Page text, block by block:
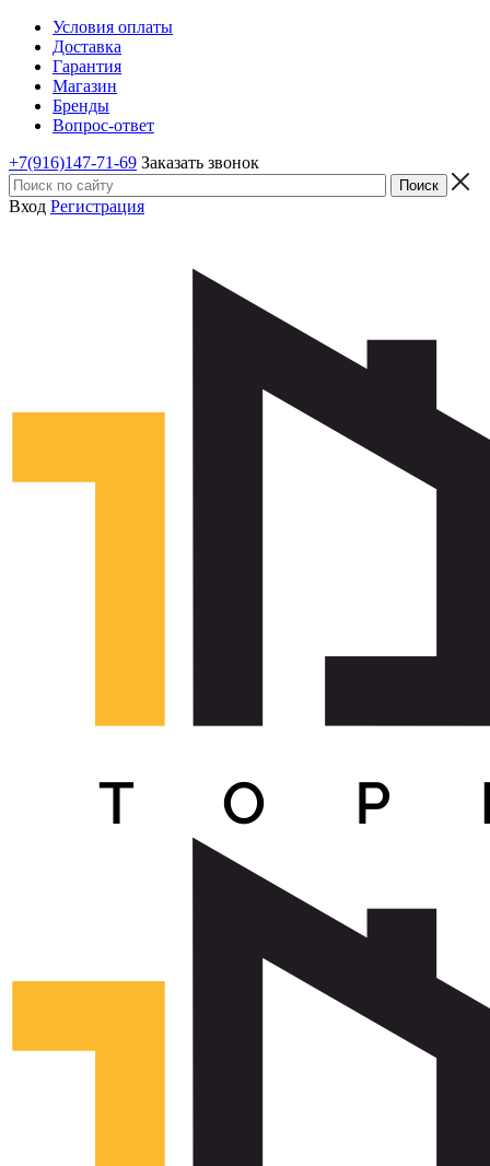
Условия оплаты
Доставка
Гарантия
Магазин
Бренды
Вопрос-ответ
+7(916)147-71-69 Заказать звонок
Вход Регистрация